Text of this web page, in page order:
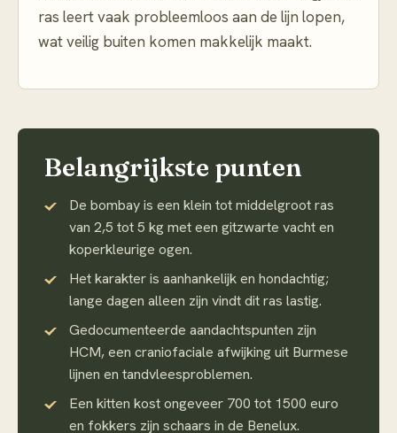
ras leert vaak probleemloos aan de lijn lopen,
wat veilig buiten komen makkelijk maakt.
Belangrijkste punten
De bombay is een klein tot middelgroot ras
van 2,5 tot 5 kg met een gitzwarte vacht en
koperkleurige ogen.
Het karakter is aanhankelijk en hondachtig;
lange dagen alleen zijn vindt dit ras lastig.
Gedocumenteerde aandachtspunten zijn
HCM, een craniofaciale afwijking uit Burmese
lijnen en tandvleesproblemen.
Een kitten kost ongeveer 700 tot 1500 euro
en fokkers zijn schaars in de Benelux.